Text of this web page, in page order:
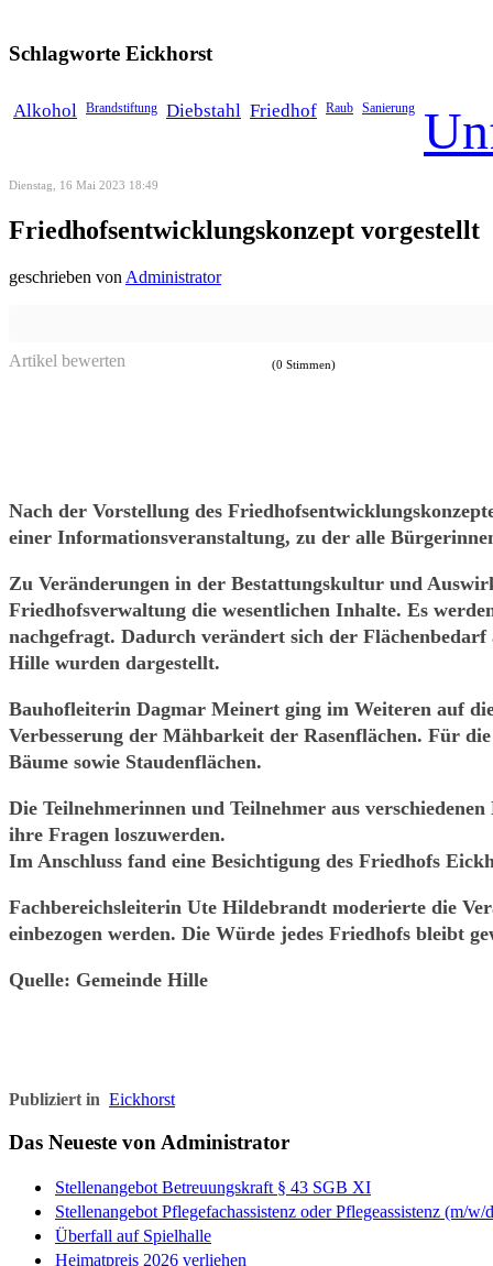
Schlagworte Eickhorst
Alkohol Brandstiftung Diebstahl Friedhof Raub Sanierung
Dienstag, 16 Mai 2023 18:49
Friedhofsentwicklungskonzept vorgestellt
geschrieben von Administrator
Artikel bewerten (0 Stimmen)
Nach der Vorstellung des
einer Informationsveranstaltung, zu der alle
Zu Veränderungen in der Bestattungskultur und
Friedhofsverwaltung die wesentlichen Inhalte. Es
nachgefragt. Dadurch verändert sich der
Hille wurden dargestellt.
Bauhofleiterin Dagmar Meinert ging im Weiteren auf
Verbesserung der Mähbarkeit der Rasenflächen. Für
Bäume sowie Staudenflächen.
Die Teilnehmerinnen und Teilnehmer aus
ihre Fragen loszuwerden.
Im Anschluss fand eine Besichtigung des Friedhofs
Fachbereichsleiterin Ute Hildebrandt moderierte die
einbezogen werden. Die Würde jedes Friedhofs bleibt
Quelle: Gemeinde Hille
Publiziert in Eickhorst
Das Neueste von Administrator
Stellenangebot Betreuungskraft § 43 SGB XI
Stellenangebot Pflegefachassistenz oder Pflegeassistenz (m/w/
Überfall auf Spielhalle
Heimatpreis 2026 verliehen